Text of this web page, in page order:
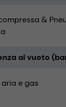
&
al vuoto
aria e gas